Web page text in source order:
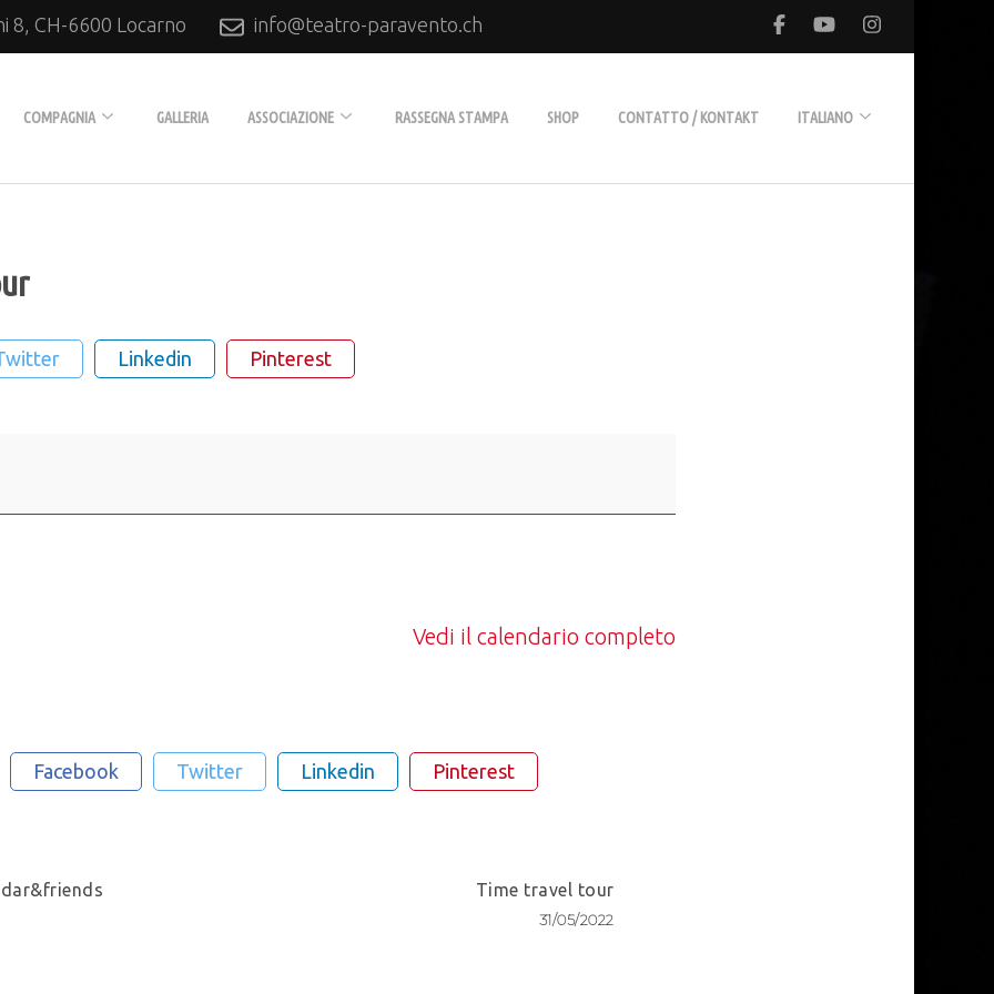
8, CH-6600 Locarno info@teatro-paravento.ch
COMPAGNIA
Archivio
GALLERIA ASSOCIAZIONE RASSEGNA STAMPA SHOP CONTATTO / KONTAKT ITALIANO
Linkedin Pinterest
Vedi il calendario completo
Facebook Twitter Linkedin Pinterest
Time travel tour
31/05/2022